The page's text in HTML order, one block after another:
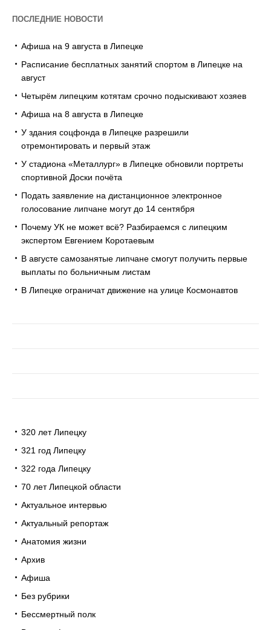
ПОСЛЕДНИЕ НОВОСТИ
Афиша на 9 августа в Липецке
Расписание бесплатных занятий спортом в Липецке на
август
Четырём липецким котятам срочно подыскивают хозяев
Афиша на 8 августа в Липецке
У здания соцфонда в Липецке разрешили
отремонтировать и первый этаж
У стадиона «Металлург» в Липецке обновили портреты
спортивной Доски почёта
Подать заявление на дистанционное электронное
голосование липчане могут до 14 сентября
Почему УК не может всё? Разбираемся с липецким
экспертом Евгением Коротаевым
В августе самозанятые липчане смогут получить первые
выплаты по больничным листам
В Липецке ограничат движение на улице Космонавтов
320 лет Липецку
321 год Липецку
322 года Липецку
70 лет Липецкой области
Актуальное интервью
Актуальный репортаж
Анатомия жизни
Архив
Афиша
Без рубрики
Бессмертный полк